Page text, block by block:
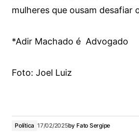
mulheres que ousam desafiar
*Adir Machado é Advogado
Foto: Joel Luiz
Política 17/02/2025by Fato Sergipe